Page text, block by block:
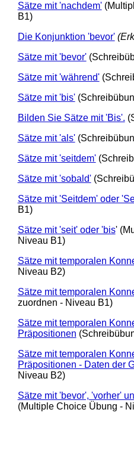
Sätze mit 'nachdem'
B1)
Die Konjunktion 'bevor'
Sätze mit 'bevor'
Sätze mit 'während'
Sätze mit 'bis'
Bilden Sie Sätze mit 'Bis'.
Sätze mit 'als'
Sätze mit 'seitdem'
Sätze mit 'sobald'
Sätze mit 'Seitdem' oder
B1)
Sätze mit 'seit' oder 'bis'
Niveau B1)
Sätze mit temporalen
Niveau B2)
Sätze mit temporalen
zuordnen - Niveau B1)
Sätze mit temporalen
Präpositionen
Sätze mit temporalen
Präpositionen - Daten der
Niveau B2)
Sätze mit 'bevor', 'vorher'
(Multiple Choice Übung -